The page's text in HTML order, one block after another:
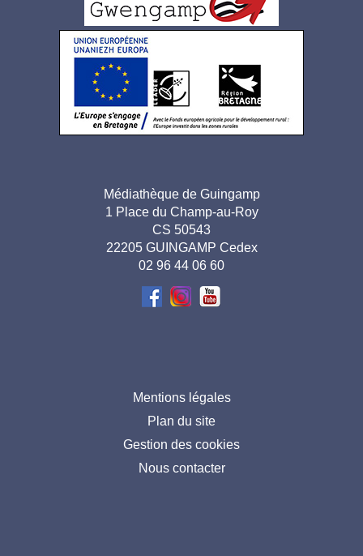
de
page
Adresse
pied de
Médiathèque de Guingamp
1 Place du Champ-au-Roy
CS 50543
22205 GUINGAMP Cedex
02 96 44 06 60
Mentions légales
Plan du site
Gestion des cookies
Nous contacter